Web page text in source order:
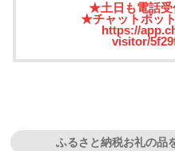
★土日も電話受
★チャットボット
https://
visitor/
ふるさと納税お礼の品